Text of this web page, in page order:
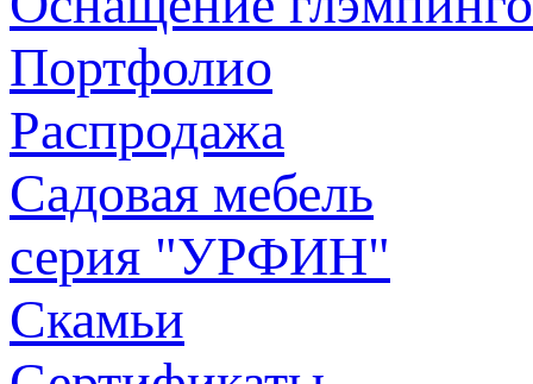
Портфолио
Распродажа
Садовая мебель
серия "УРФИН"
Скамьи